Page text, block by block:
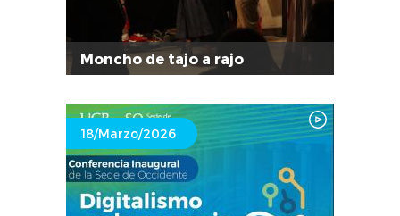
Moncho de tajo a rajo
18/Marzo/2026